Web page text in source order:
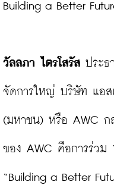
Building a Better
วัลลภา ไตรโสรัส ประธ
จัดการใหญ่ บริษัท แอส
(มหาชน) หรือ AWC ก
ของ AWC คือการร่วม
“Building a Better